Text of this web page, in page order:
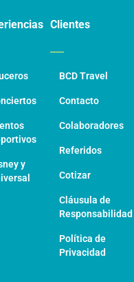
y
Clientes
BCD Travel
Contacto
Colaboradores
Referidos
Cotizar
Cláusula de
Responsabilidad
Política de
Privacidad